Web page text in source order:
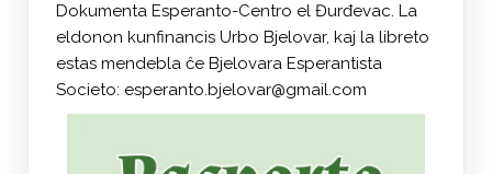
Dokumenta Esperanto-Centro el Đurđevac. La
eldonon kunfinancis Urbo Bjelovar, kaj la libreto
estas mendebla ĉe Bjelovara Esperantista
Societo: esperanto.bjelovar@gmail.com